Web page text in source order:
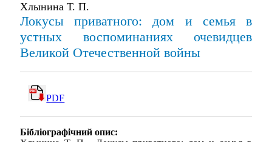
Хлынина Т. П.
Локусы приватного: дом и семья в
устных воспоминаниях очевидцев
Великой Отечественной войны
PDF
Бібліографічний опис: